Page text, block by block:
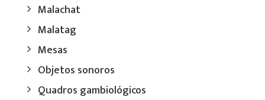
Malachat
Malatag
Mesas
Objetos sonoros
Quadros gambiológicos